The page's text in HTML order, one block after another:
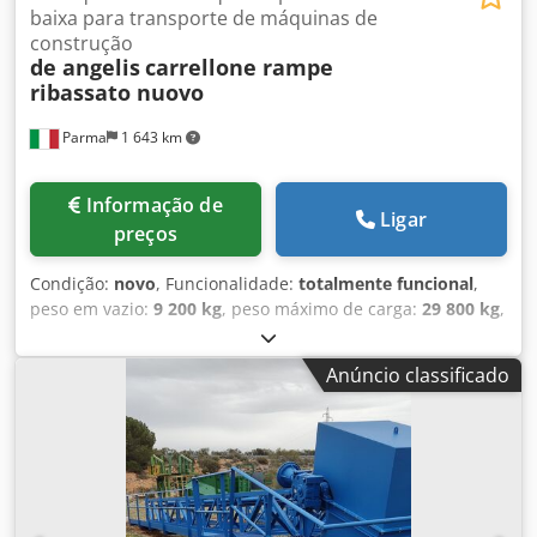
Parma 1 643 km
baixa para transporte de máquinas de
construção
de angeliscarrellone rampe
ribassato nuovo
preços
Ligar
Condição: novo, Funcionalidade: totalmente funcional,
peso em vazio: 9 200 kg, peso máximo de carga: 29 800 kg,
, configuração de eixo:
comprimento do espaço de carga:10 000 mm, largura do
espaço de carga:
2 550 mm
, altura do espaço de carga:
, comprimento total:13 700 mm , largura total:
, suspensão: , tamanho do pneu:245.70 R
branco, travão de reboque: reboque com freio
Ano de fabrico:2026, Equipamento:ABS, plataforma
elevatória traseira, semi-reboque plataforma De Angelis,
Anúncio classificado